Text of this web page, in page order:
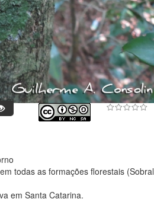
todas as formações florestais (Sobral
em Santa Catarina.